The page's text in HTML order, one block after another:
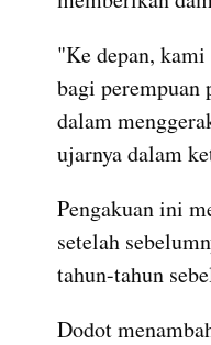
"Ke depan,
bagi perempuan
dalam
ujarnya dalam
Pengakuan ini
setelah
tahun-tahun
Dodot